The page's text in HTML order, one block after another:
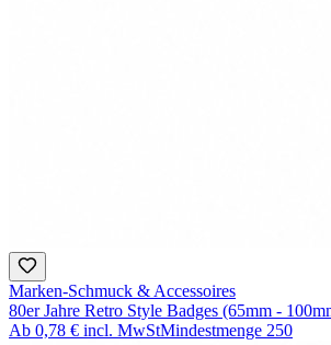
Marken-Schmuck & Accessoires
80er Jahre Retro Style Badges (65mm -
Ab 0,78 € incl. MwStMindestmenge 250